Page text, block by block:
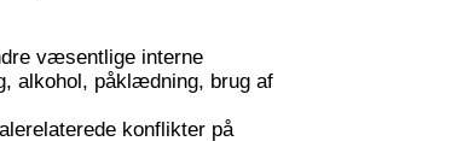
væsentlige interne
alkohol, påklædning, brug af
konflikter på